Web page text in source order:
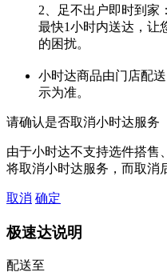
2、足不出户即时到家
最快1小时内送达，让
的困扰。
小时达商品由门店配
示为准。
请确认是否取消小时达服务
由于小时达不支持选件搭售
将取消小时达服务，而取消
取消 确定
极速达说明
配送至